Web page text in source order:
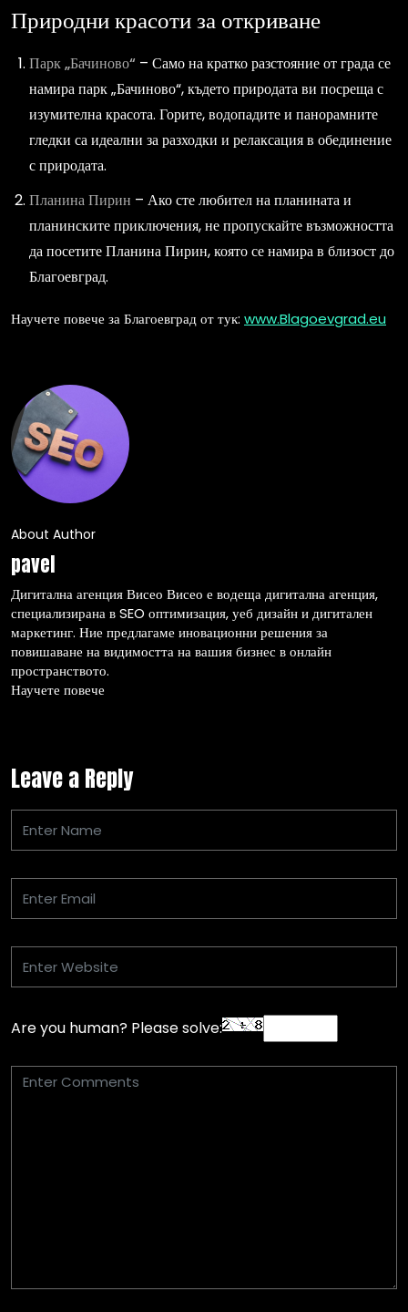
Природни красоти за откриване
Парк „Бачиново“ – Само на кратко разстояние от града се
намира парк „Бачиново“, където природата ви посреща с
изумителна красота. Горите, водопадите и панорамните
гледки са идеални за разходки и релаксация в обединение
с природата.
Планина Пирин – Ако сте любител на планината и
планинските приключения, не пропускайте възможността
да посетите Планина Пирин, която се намира в близост до
Благоевград.
Научете повече за Благоевград от тук: www.Blagoevgrad.eu
About Author
pavel
Дигитална агенция Висео Висео е водеща дигитална агенция,
специализирана в SEO оптимизация, уеб дизайн и дигитален
маркетинг. Ние предлагаме иновационни решения за
повишаване на видимостта на вашия бизнес в онлайн
пространството.
Научете повече
Leave a Reply
Are you human? Please solve: